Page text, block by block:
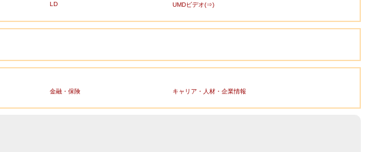
LD
UMDビデオ(⇒)
金融・保険
キャリア・人材・企業情報